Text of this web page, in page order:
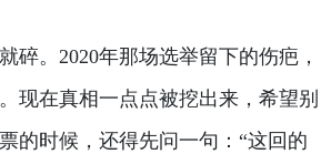
碎。2020年那场选举留下的伤疤，
现在真相一点点被挖出来，希望别
的时候，还得先问一句：“这回的